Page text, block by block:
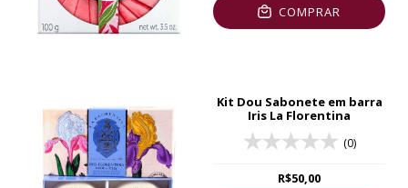
COMPRAR
Kit Dou Sabonete em barra
Iris La Florentina
(0)
R$50,00